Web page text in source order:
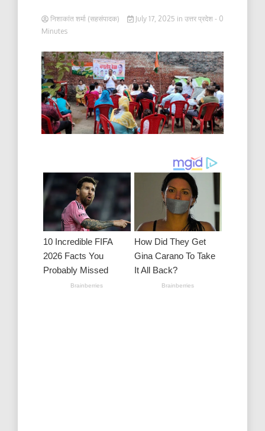
निशाकांत शर्मा (सहसंपादक) July 17, 2025 in उत्तर प्रदेश - 0
Minutes